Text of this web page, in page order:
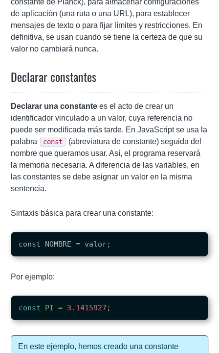
constante de Planck), para almacenar configuraciones
de aplicación (una ruta o una URL), para establecer
mensajes de texto o para fijar límites y restricciones. En
definitiva, se usan cuando se tiene la certeza de que su
valor no cambiará nunca.
Declarar constantes
Declarar una constante es el acto de crear un
identificador vinculado a un valor, cuya referencia no
puede ser modificada más tarde. En JavaScript se usa la
palabra
const
(abreviatura de constante) seguida del
nombre que queramos usar. Así, el programa reservará
la memoria necesaria. A diferencia de las variables, en
las constantes se debe asignar un valor en la misma
sentencia.
Sintaxis básica para crear una constante:
Por ejemplo:
const PI = 3.1415927 ;
En este ejemplo, hemos creado una constante